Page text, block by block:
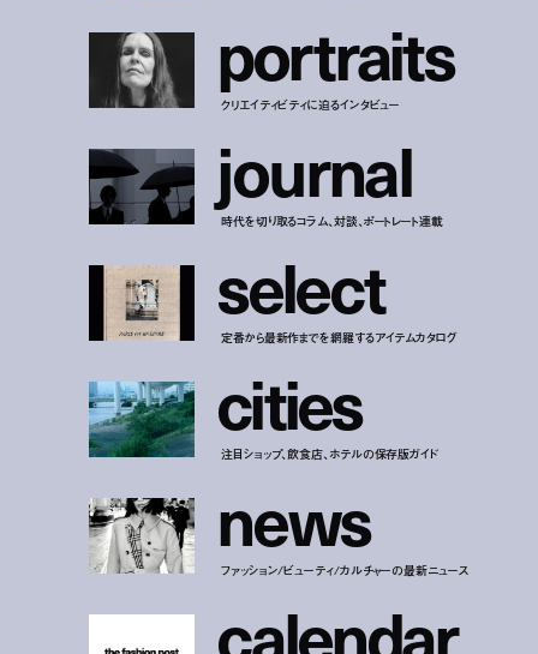
portraits
クリエイティビティに迫るインタビュー
journal
時代を切り取るコラム、対談、ポートレート連載
select
定番から最新作までを網羅するアイテムカタログ
cities
注目ショップ、飲食店、ホテルの保存版ガイド
news
ファッション/ビューティ/カルチャーの最新ニュース